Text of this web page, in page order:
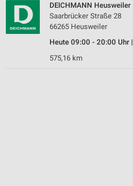
DEICHMANN Heusweiler
Saarbrücker Straße 28
66265 Heusweiler
Heute 09:00 - 20:00 Uhr |
575,16 km